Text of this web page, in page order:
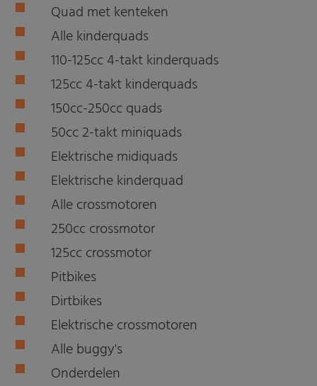
Quad met kenteken
Alle kinderquads
110-125cc 4-takt kinderquads
125cc 4-takt kinderquads
150cc-250cc quads
50cc 2-takt miniquads
Elektrische midiquads
Elektrische kinderquad
Alle crossmotoren
250cc crossmotor
125cc crossmotor
Pitbikes
Dirtbikes
Elektrische crossmotoren
Alle buggy's
Onderdelen